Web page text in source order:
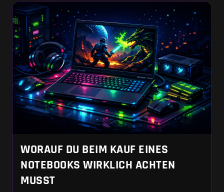
WORAUF DU BEIM KAUF EINES
NOTEBOOKS WIRKLICH ACHTEN
MUSST